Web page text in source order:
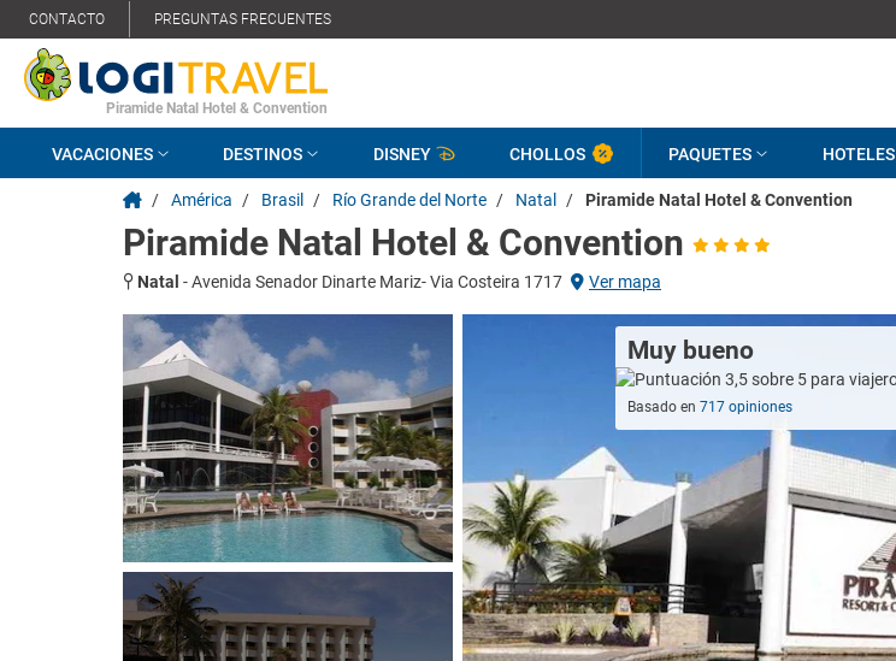
CONTACTO PREGUNTAS FRECUENTES
Piramide Natal Hotel & Convention
VACACIONES DESTINOS DISNEY CHOLLOS PAQUETES HOTELES
/ América / Brasil / Río Grande del Norte / Natal / Piramide Natal Hotel & Convention
Piramide Natal Hotel & Convention
Natal -Avenida Senador Dinarte Mariz- Via Costeira 1717 Ver mapa
Muy bueno
Basado en717 opiniones